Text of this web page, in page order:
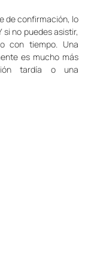
de confirmación, lo
si no puedes asistir,
con tiempo. Una
es mucho más
tardía o una